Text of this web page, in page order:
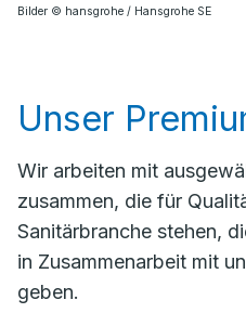
Bilder © hansgrohe / Hansgrohe SE
Unser
Wir arbeiten mit
zusammen, die für
Sanitärbranche stehen,
in Zusammenarbeit mit
geben.